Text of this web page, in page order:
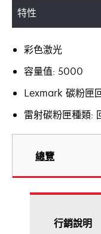
特性
彩色激光
容量值: 5000
Lexmark 碳粉匣
雷射碳粉匣種類:
總覽
行銷說明